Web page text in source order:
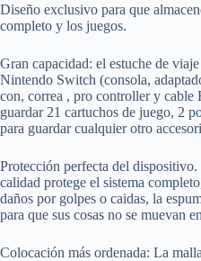
Diseño exclusivo para que
completo y los juegos.
Gran capacidad: el estuche de
Nintendo Switch (consola,
con, correa , pro controller y
guardar 21 cartuchos de juego, 2
para guardar cualquier otro
Protección perfecta del dispositivo.
calidad protege el sistema
daños por golpes o caidas, la
para que sus cosas no se muevan
Colocación más ordenada: La